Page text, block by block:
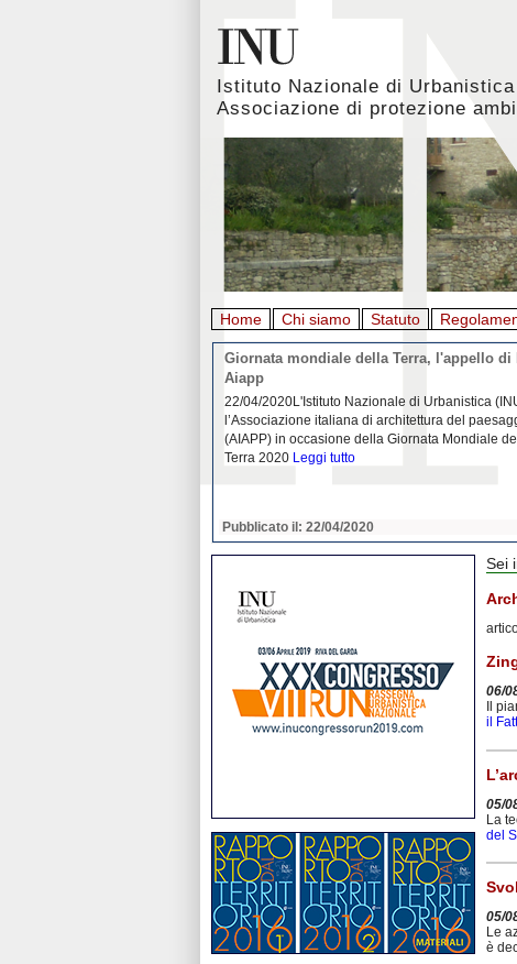
Istituto Nazionale di Urbanistica
Associazione di protezione
Home Chi siamo Statuto
Giornata mondiale della Terra, l'appello di
Aiapp
22/04/2020L'Istituto Nazionale di Urbanistica
l’Associazione italiana di architettura del
(AIAPP) in occasione della Giornata Mondiale
Terra 2020 Leggi tutto
Pubblicato il: 22/04/2020
Sei
06/
Il
il
05/
La
del
05/
Le
è